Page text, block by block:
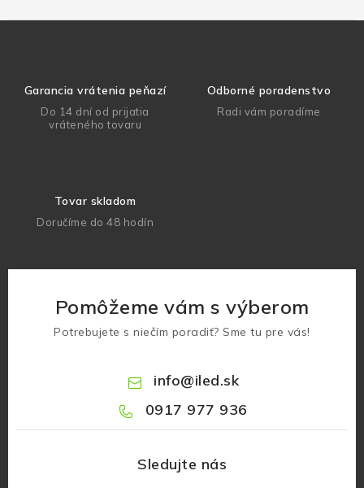
Garancia vrátenia peňazí
Do 14 dní od prijatia
vráteného tovaru
Odborné poradenstvo
Radi vám poradíme
Tovar skladom
Doručíme do 48 hodín
Pomôžeme vám s výberom
Potrebujete s niečím poradiť? Sme tu pre vás!
info@iled.sk
0917 977 936